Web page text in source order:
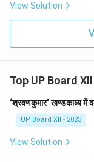
View Solution
Top UP Board
‘श्रवणकुमार’ खण्डकाव्य में
UP Board XII - 2023
View Solution